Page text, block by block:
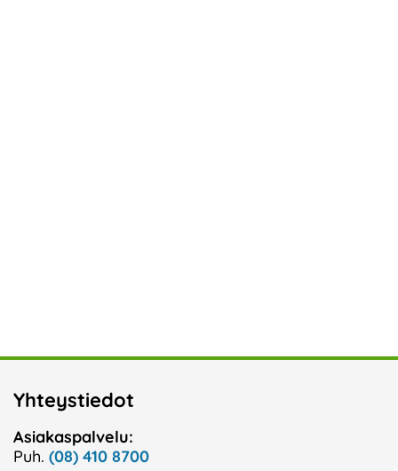
Yhteystiedot
Asiakaspalvelu:
Puh. (08) 410 8700